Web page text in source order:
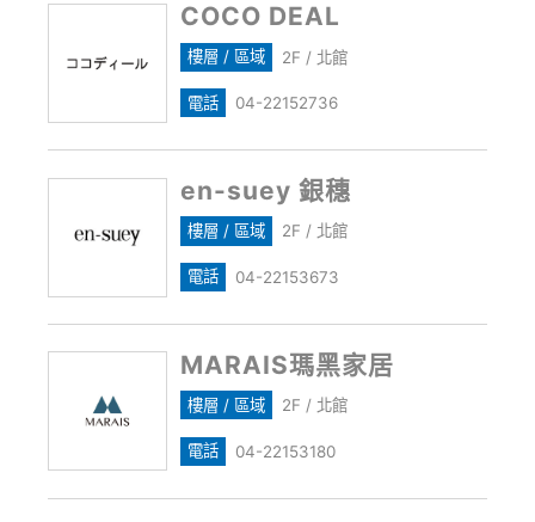
COCO DEAL
樓層 / 區域 2F / 北館
電話 04-22152736
en-suey 銀穗
樓層 / 區域 2F / 北館
電話 04-22153673
MARAIS瑪黑家居
樓層 / 區域 2F / 北館
電話 04-22153180